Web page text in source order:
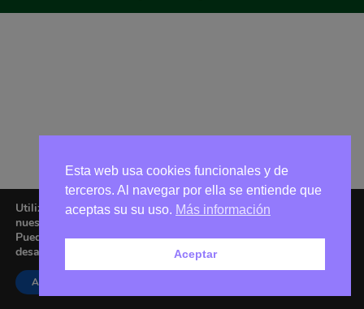
Utilizamos cookies para ofrecerte la mejor experiencia en
nuestra web.
Puedes aprender más sobre qué cookies utilizamos o
desactivarlas en los
Aceptar
Esta web usa cookies funcionales y de
terceros. Al navegar por ella se entiende que
aceptas su su uso. Más información
Aceptar